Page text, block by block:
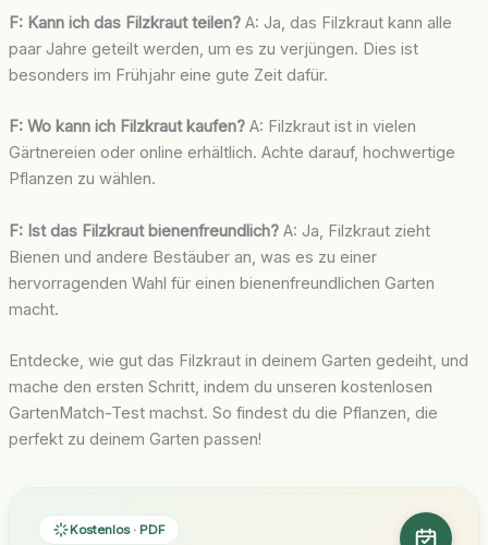
F: Kann ich das Filzkraut teilen?A: Ja, das Filzkraut kann alle
paar Jahre geteilt werden, um es zu verjüngen. Dies ist
besonders im Frühjahr eine gute Zeit dafür.
F: Wo kann ich Filzkraut kaufen?A: Filzkraut ist in vielen
Gärtnereien oder online erhältlich. Achte darauf, hochwertige
Pflanzen zu wählen.
F: Ist das Filzkraut bienenfreundlich?A: Ja, Filzkraut zieht
Bienen und andere Bestäuber an, was es zu einer
hervorragenden Wahl für einen bienenfreundlichen Garten
macht.
Entdecke, wie gut das Filzkraut in deinem Garten gedeiht, und
mache den ersten Schritt, indem du unseren kostenlosen
GartenMatch-Test machst. So findest du die Pflanzen, die
perfekt zu deinem Garten passen!
Kostenlos · PDF